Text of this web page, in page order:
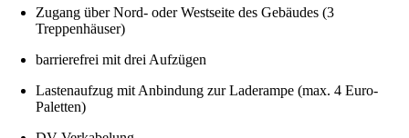
Zugang über Nord- oder Westseite des Gebäudes (3
Treppenhäuser)
barrierefrei mit drei Aufzügen
Lastenaufzug mit Anbindung zur Laderampe (max. 4 Euro-
Paletten)